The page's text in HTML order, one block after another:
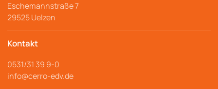
Eschemannstraße 7
29525 Uelzen
Kontakt
0531/31 39 9-0
info@cerro-edv.de